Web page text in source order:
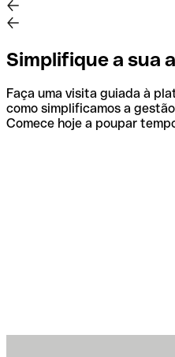
Simplifique a sua
Faça uma visita guiada à
como simplificamos a
Comece hoje a poupar